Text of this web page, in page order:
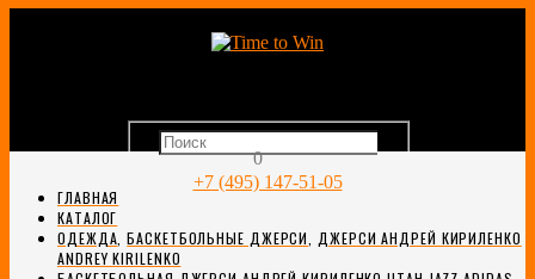
0
+7 (495) 147-51-05
ГЛАВНАЯ
КАТАЛОГ
ОДЕЖДА ,БАСКЕТБОЛЬНЫЕ ДЖЕРСИ
ДЖЕРСИ АНДРЕЙ КИРИЛЕНКО
ANDREY KIRILENKO